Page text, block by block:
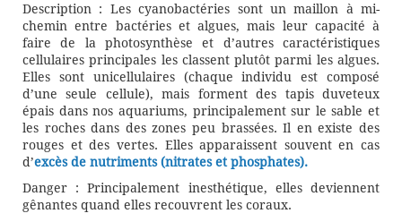
Description : Les cyanobactéries sont un maillon à mi-
chemin entre bactéries et algues, mais leur capacité à
faire de la photosynthèse et d’autres caractéristiques
cellulaires principales les classent plutôt parmi les algues.
Elles sont unicellulaires (chaque individu est composé
d’une seule cellule), mais forment des tapis duveteux
épais dans nos aquariums, principalement sur le sable et
les roches dans des zones peu brassées. Il en existe des
rouges et des vertes. Elles apparaissent souvent en cas
d’excès de nutriments (nitrates et phosphates).
Danger : Principalement inesthétique, elles deviennent
gênantes quand elles recouvrent les coraux.